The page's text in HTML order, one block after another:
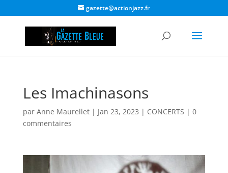
gazette@actionjazz.fr
Les Imachinasons
par Anne Maurellet| Jan 23, 2023 | CONCERTS | 0
commentaires